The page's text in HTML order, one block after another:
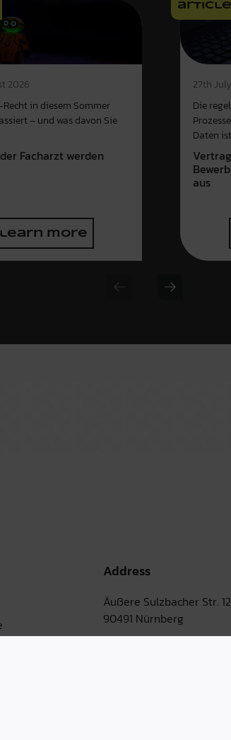
2026
Recht in diesem Sommer
– und was davon Sie
Facharzt werden
learn more
article
27th
Die
Daten
aus
Previous
Next
Address
Äußere Sulzbacher Str.
90491 Nürnberg
Martin-Albert-Str. 1